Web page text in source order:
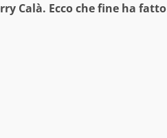
Calà. Ecco che fine ha fatto